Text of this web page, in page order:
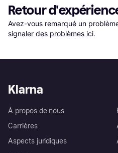
Retour
Avez-vous remarqué un
signaler des problèmes ici.
Klarna
À propos de nous
Carrières
Aspects juridiques